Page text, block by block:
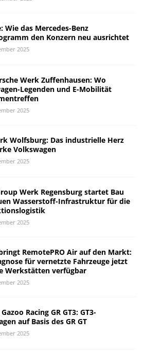
Wie das Mercedes-Benz
den Konzern neu ausrichtet
2025
Werk Zuffenhausen: Wo
Legenden und E-Mobilität
2025
Wolfsburg: Das industrielle Herz
Volkswagen
2025
Werk Regensburg startet Bau
Wasserstoff-Infrastruktur für die
2025
RemotePRO Air auf den Markt:
für vernetzte Fahrzeuge jetzt
Werkstätten verfügbar
2025
Racing GR GT3: GT3-
auf Basis des GR GT
2025